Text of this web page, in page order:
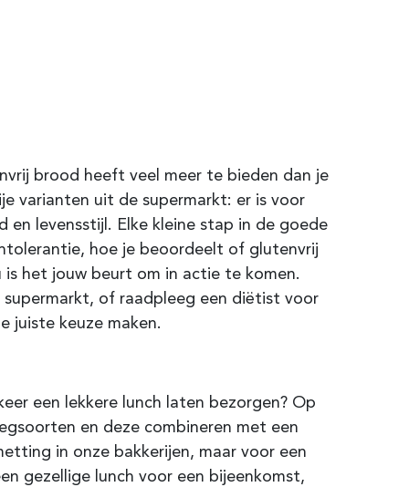
brood heeft veel meer te bieden dan je
varianten uit de supermarkt: er is voor
en levensstijl. Elke kleine stap in de goede
hoe je beoordeelt of glutenvrij
het jouw beurt om in actie te komen.
of raadpleeg een diëtist voor
juiste keuze maken.
een lekkere lunch laten bezorgen? Op
en deze combineren met een
in onze bakkerijen, maar voor een
gezellige lunch voor een bijeenkomst,